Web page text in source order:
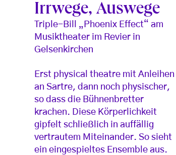
Irrwege, Auswege
Triple-Bill „Phoenix Effect“ am
Musiktheater im Revier in
Gelsenkirchen
Erst physical theatre mit Anleihen
an Sartre, dann noch physischer,
so dass die Bühnenbretter
krachen. Diese Körperlichkeit
gipfelt schließlich in auffällig
vertrautem Miteinander. So sieht
ein eingespieltes Ensemble aus.